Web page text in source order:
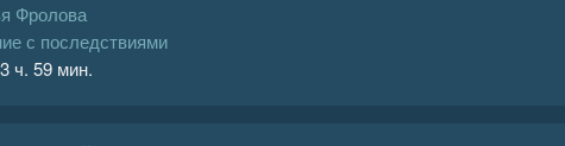
Фролова
с последствиями
3 ч. 59 мин.